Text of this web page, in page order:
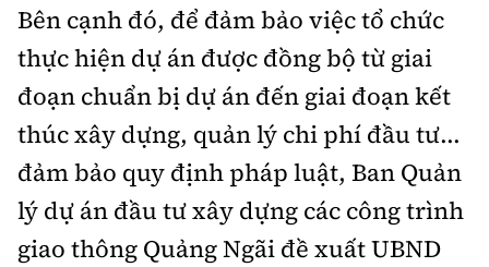
Bên cạnh đó, để đảm bảo việc tổ chức
thực hiện dự án được đồng bộ từ giai
đoạn chuẩn bị dự án đến giai đoạn kết
thúc xây dựng, quản lý chi phí đầu tư...
đảm bảo quy định pháp luật, Ban Quản
lý dự án đầu tư xây dựng các công trình
giao thông Quảng Ngãi đề xuất UBND